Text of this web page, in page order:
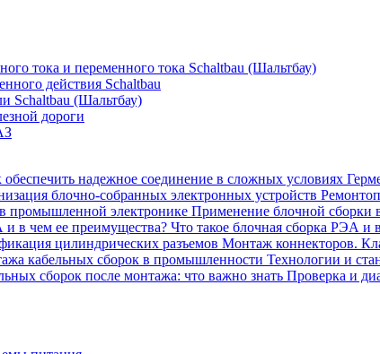
тока и переменного тока Sсhaltbau (Шальтбау)
действия Sсhaltbau
Sсhaltbau (Шальтбау)
дороги
Применение блочной сборки
Что такое блочная сборка РЭА и
Монтаж коннекторов.
Технологии и
Проверка и